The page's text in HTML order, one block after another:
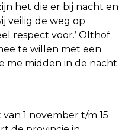
het die er bij nacht en
veilig de weg op
respect voor.’ Olthof
te willen met een
me midden in de nacht
1 november t/m 15